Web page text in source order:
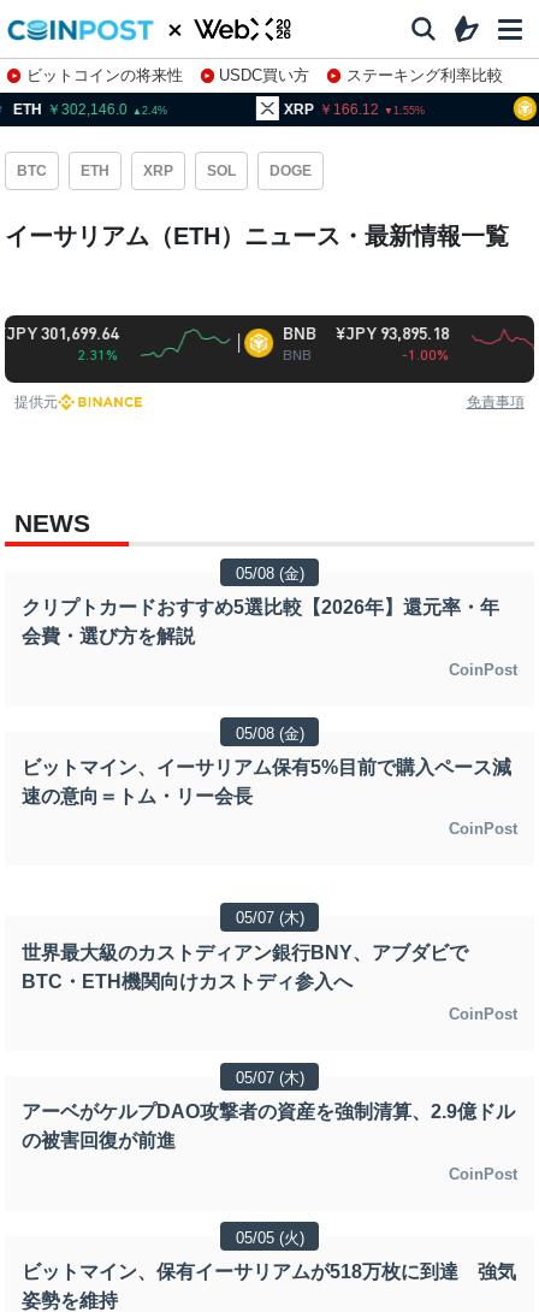
ビットコインの将来性 USDC買い方
ステーキング利率比較
株特集・関連銘柄
302,146.0 2.4 XRP 166.12 1.55 BNB
BTC ETH XRP SOL DOGE
イーサリアム（ETH）ニュース・最新情報一覧
BNB
BNB
¥JPY 93,895.18
-1.00%
提供元 免責事項
NEWS
05/08 (金)
クリプトカードおすすめ5選比較【2026年】還元率・年
会費・選び方を解説
CoinPost
05/08 (金)
ビットマイン、イーサリアム保有5%目前で購入ペース減
速の意向＝トム・リー会長
CoinPost
05/07 (木)
世界最大級のカストディアン銀行BNY、アブダビで
BTC・ETH機関向けカストディ参入へ
CoinPost
05/07 (木)
アーベがケルプDAO攻撃者の資産を強制清算、2.9億ドル
の被害回復が前進
CoinPost
05/05 (火)
ビットマイン、保有イーサリアムが518万枚に到達 強気
姿勢を維持